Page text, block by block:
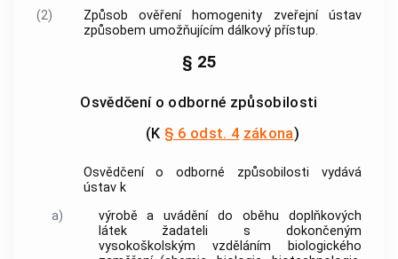
(2) Způsob ověření homogenity zveřejní ústav
způsobem umožňujícím dálkový přístup.
§ 25
Osvědčení o odborné způsobilosti
(K § 6 odst. 4 zákona)
Osvědčení o odborné způsobilosti vydává
ústav k
a)
výrobě auvádění do oběhu doplňkových
látek žadateli s dokončeným
vysokoškolským vzděláním biologického